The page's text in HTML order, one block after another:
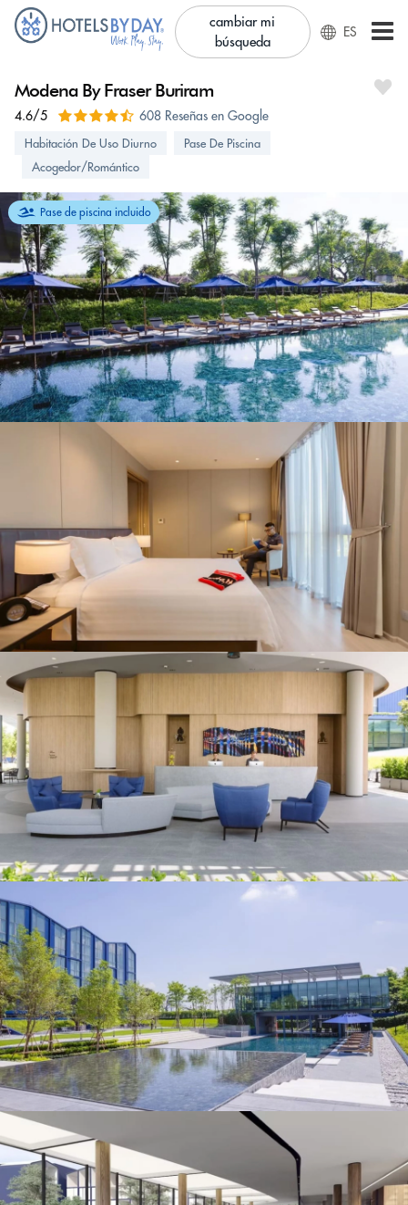
cambiar mi
búsqueda
ES
Modena By Fraser Buriram
4.6/5 608 Reseñas en Google
Habitación De Uso Diurno
Pase De Piscina
Acogedor/Romántico
Pase de piscina incluido